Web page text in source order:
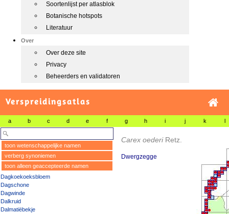
Soortenlijst per atlasblok
Botanische hotspots
Literatuur
Over
Over deze site
Privacy
Beheerders en validatoren
Verspreidingsatlas
a b c d e f g h i j k l
toon wetenschappelijke namen
verberg synoniemen
toon alleen geaccepteerde namen
Dagkoekoeksbloem
Dagschone
Dagwinde
Dalkruid
Dalmatiëbekje
Carex oederi Retz.
Dwergzegge